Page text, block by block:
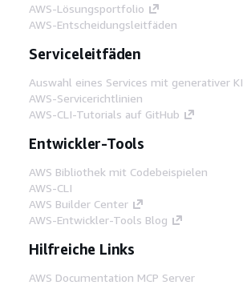
AWS-Lösungsportfolio
AWS-Entscheidungsleitfäden
Serviceleitfäden
Auswahl eines Services mit generativer KI
AWS-Servicerichtlinien
AWS-CLI-Tutorials auf GitHub
Entwickler-Tools
AWS Bibliothek mit Codebeispielen
AWS-CLI
AWS Builder Center
AWS-Entwickler-Tools Blog
Hilfreiche Links
AWS Documentation MCP Server